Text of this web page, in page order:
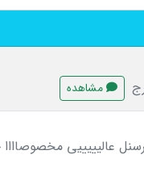
مشاهده
عالیییییی مخصوصاااا